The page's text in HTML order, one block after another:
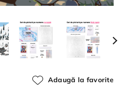
Adaugă la favorite